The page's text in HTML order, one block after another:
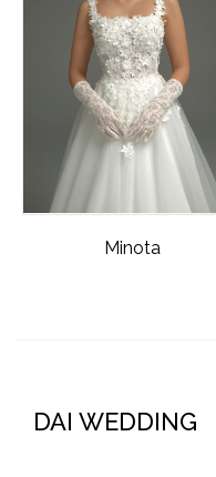
Minota
DAI WEDDING